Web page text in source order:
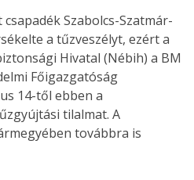
Szabolcs-Szatmár-
a tűzveszélyt, ezért a
Hivatal (Nébih) a BM
Főigazgatóság
14-től ebben a
tilalmat. A
továbbra is